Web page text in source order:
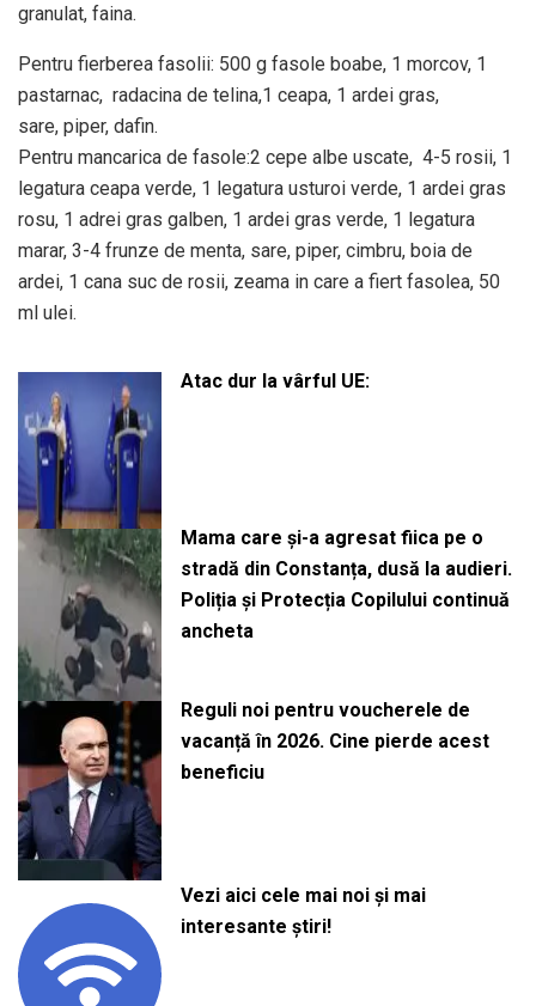
granulat, faina.
Pentru fierberea fasolii: 500 g fasole boabe, 1 morcov, 1
pastarnac, radacina de telina,1 ceapa, 1 ardei gras,
sare, piper, dafin.
Pentru mancarica de fasole:2 cepe albe uscate, 4-5 rosii, 1
legatura ceapa verde, 1 legatura usturoi verde, 1 ardei gras
rosu, 1 adrei gras galben, 1 ardei gras verde, 1 legatura
marar, 3-4 frunze de menta, sare, piper, cimbru, boia de
ardei, 1 cana suc de rosii, zeama in care a fiert fasolea, 50
ml ulei.
Atac dur la vârful UE:
Mama care și-a agresat fiica pe o
stradă din Constanța, dusă la audieri.
Poliția și Protecția Copilului continuă
ancheta
Reguli noi pentru voucherele de
vacanță în 2026. Cine pierde acest
beneficiu
Vezi aici cele mai noi și mai
interesante știri!